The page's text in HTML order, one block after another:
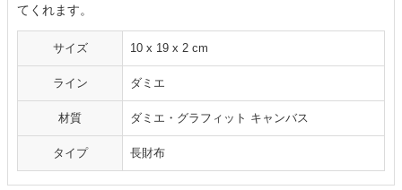
てくれます。
サイズ 10 x 19 x 2 cm
ライン ダミエ
材質 ダミエ・グラフィット キャンバス
タイプ 長財布